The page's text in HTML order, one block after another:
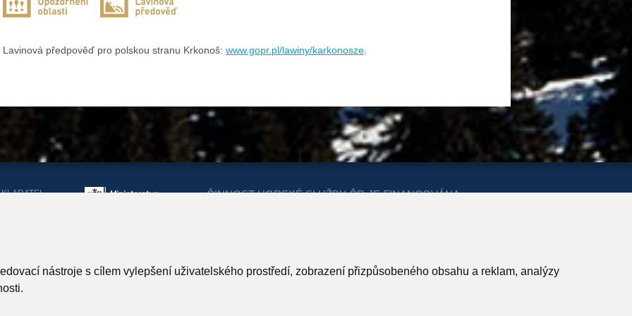
nástroje s cílem vylepšení uživatelského prostředí, zobrazení přizpůsobeného obsahu a reklam, analýzy
Lavinová předpověď pro polskou stranu Krkonoš: www.gopr.pl/lawiny/karkonosze
ČINNOST HORSKÉ SLUŽBY ČR JE FINANCOVÁNA
HORSKÉ SLUŽBY